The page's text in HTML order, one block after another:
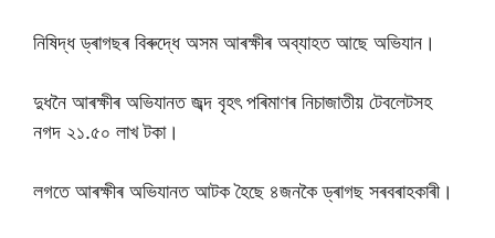
নিষিদ্ধ ড্ৰাগছৰ বিৰুদ্ধে অসম আৰক্ষীৰ অব্যাহত আছে অভিযান।
দুধনৈ আৰক্ষীৰ অভিযানত জব্দ বৃহৎ পৰিমাণৰ নিচাজাতীয় টেবলেটসহ
নগদ ২১.৫০ লাখ টকা।
লগতে আৰক্ষীৰ অভিযানত আটক হৈছে ৪জনকৈ ড্ৰাগছ সৰবৰাহকাৰী।